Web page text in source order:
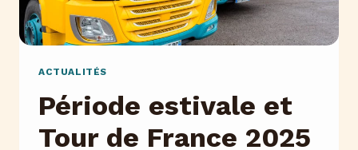
ACTUALITÉS
Période estivale et
Tour de France 2025